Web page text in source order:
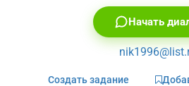
Начать
Создать задание